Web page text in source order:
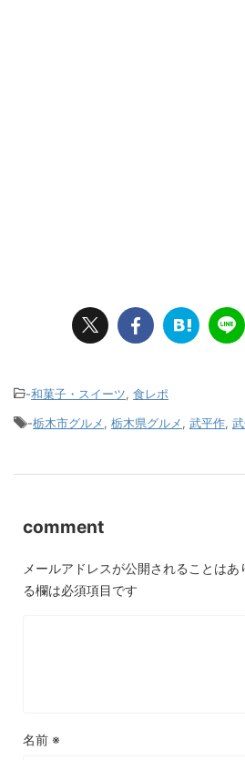
-和菓子・スイーツ, 食レポ
-栃木市グルメ, 栃木県グルメ, 武平作,
comment
メールアドレスが公開されることはあ
る欄は必須項目です
名前 ※